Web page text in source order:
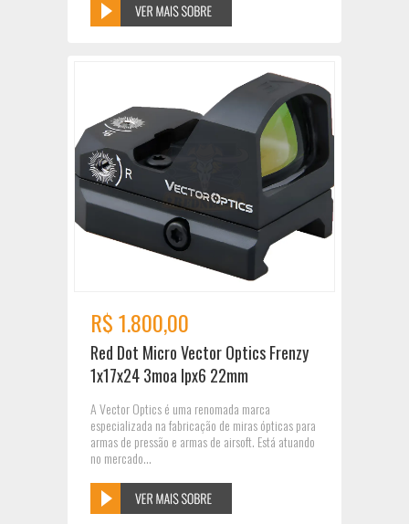
R$ 1.800,00
Red Dot Micro Vector Optics Frenzy
1x17x24 3moa Ipx6 22mm
A Vector Optics é uma renomada marca
especializada na fabricação de miras ópticas para
armas de pressão e armas de airsoft. Está atuando
no mercado...